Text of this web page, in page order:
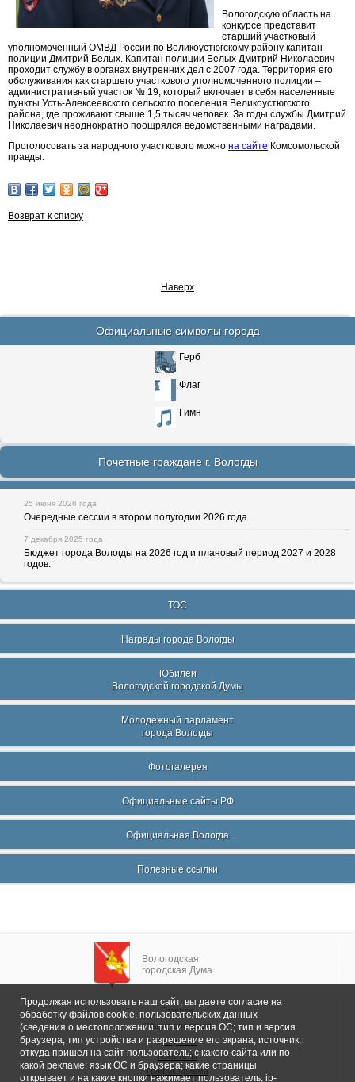
Вологодскую область на
конкурсе представит
старший участковый
уполномоченный ОМВД России по Великоустюгскому району капитан
полиции Дмитрий Белых. Капитан полиции Белых Дмитрий Николаевич
проходит службу в органах внутренних дел с 2007 года. Территория его
обслуживания как старшего участкового уполномоченного полиции –
административный участок № 19, который включает в себя населенные
пункты Усть-Алексеевского сельского поселения Великоустюгского
района, где проживают свыше 1,5 тысяч человек. За годы службы Дмитрий
Николаевич неоднократно поощрялся ведомственными наградами.
Проголосовать за народного участкового можно на сайте Комсомольской
правды.
Возврат к списку
Наверх
Официальные символы города
Герб
Флаг
Гимн
Почетные граждане г. Вологды
25 июня 2026 года
Очередные сессии в втором полугодии 2026 года.
7 декабря 2025 года
Бюджет города Вологды на 2026 год и плановый период 2027 и 2028
годов.
ТОС
Награды города Вологды
Юбилеи
Вологодской городской Думы
Молодежный парламент
города Вологды
Фотогалерея
Официальные сайты РФ
Официальная Вологда
Полезные ссылки
Вологодская
городская Дума
Главная
Общие сведения
Депутаты
Комитеты
График приема
Продолжая использовать наш сайт, вы даете согласие на
обработку файлов cookie, пользовательских данных
(сведения о местоположении; тип и версия ОС; тип и версия
браузера; тип устройства и разрешение его экрана; источник,
откуда пришел на сайт пользователь; с какого сайта или по
какой рекламе; язык ОС и браузера; какие страницы
открывает и на какие кнопки нажимает пользователь; ip-